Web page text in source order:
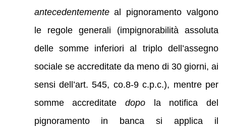
antecedentementeal pignoramento valgono
le regole generali (impignorabilità assoluta
delle somme inferiori al triplo dell’assegno
sociale se accreditate da meno di 30 giorni, ai
sensi dell’art. 545, co.8-9 c.p.c.), mentre per
somme accreditate dopola notifica del
pignoramento in banca si applica il